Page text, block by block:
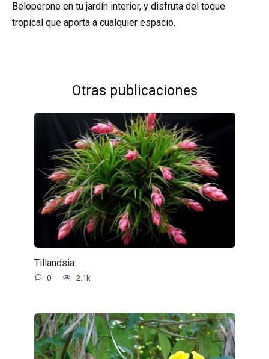
Beloperone en tu jardín interior, y disfruta del toque
tropical que aporta a cualquier espacio.
Otras publicaciones
Tillandsia
0 2.1k.